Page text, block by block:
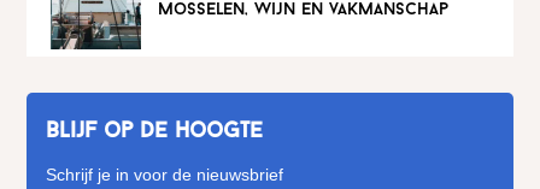
mosselen, wijn en vakmanschap
Blijf op de hoogte
Schrijf je in voor de nieuwsbrief